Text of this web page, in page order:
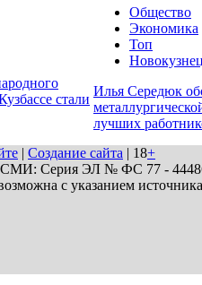
стали
Общество
Экономика
Топ
Илья Середюк
лучших
| Создание сайта | 18+
Серия ЭЛ № ФС 77 - 44486
с указанием